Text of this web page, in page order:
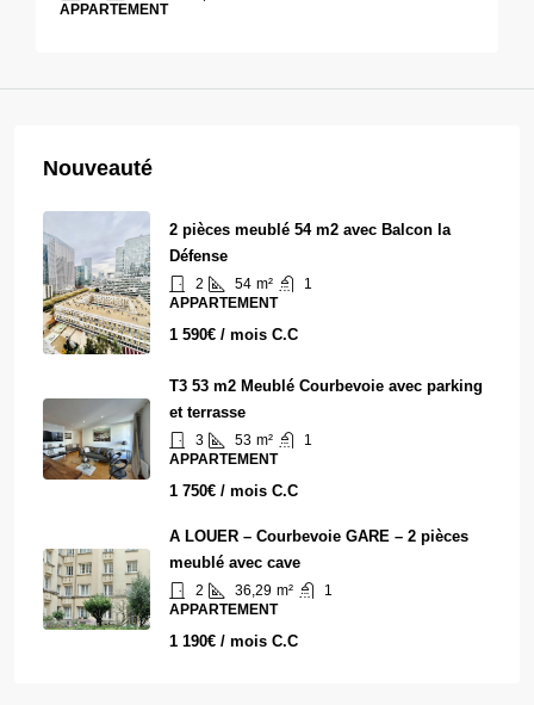
APPARTEMENT
Nouveauté
2 pièces meublé 54 m2 avec Balcon la
Défense
2 54 m²
1
APPARTEMENT
1 590€ / mois C.C
T3 53 m2 Meublé Courbevoie avec parking
et terrasse
3 53 m²
1
APPARTEMENT
1 750€ / mois C.C
A LOUER – Courbevoie GARE – 2 pièces
meublé avec cave
2 36,29 m²
1
APPARTEMENT
1 190€ / mois C.C